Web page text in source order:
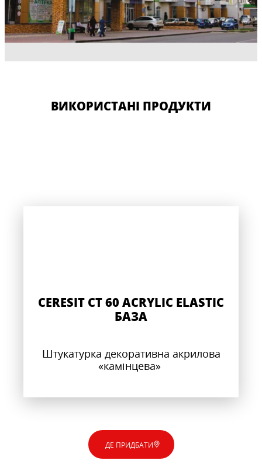
ВИКОРИСТАНІ ПРОДУКТИ
CERESIT CT 60 ACRYLIC ELASTIC
БАЗА
Штукатурка декоративна акрилова
«камінцева»
ДЕ ПРИДБАТИ